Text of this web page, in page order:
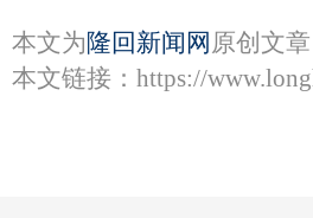
本文为 隆回新闻网 原创文
本文链接： https://